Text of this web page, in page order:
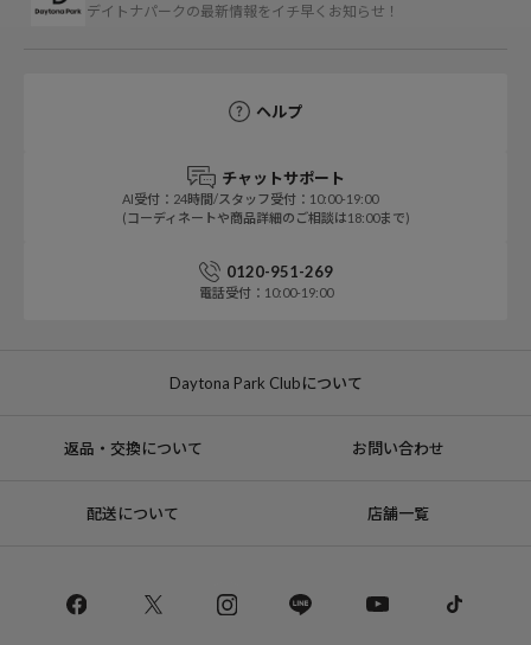
デイトナパークの最新情報をイチ早くお知らせ！
ヘルプ
チャットサポート
AI受付：24時間/スタッフ受付：10:00-19:00
(コーディネートや商品詳細のご相談は18:00まで)
0120-951-269
電話受付：10:00-19:00
Daytona Park Clubについて
返品・交換について お問い合わせ
配送について 店舗一覧